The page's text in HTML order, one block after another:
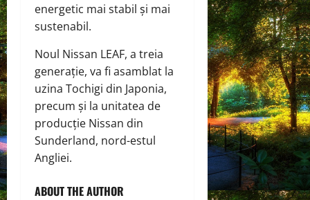
energetic mai stabil și mai
sustenabil.
Noul Nissan LEAF, a treia
generație, va fi asamblat la
uzina Tochigi din Japonia,
precum și la unitatea de
producție Nissan din
Sunderland, nord-estul
Angliei.
ABOUT THE AUTHOR